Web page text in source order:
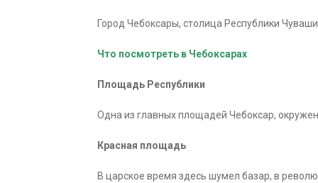
Город Чебоксары, столица Республики
Что посмотреть в Чебоксарах
Площадь Республики
Одна из главных площадей Чебоксар,
Красная площадь
В царское время здесь шумел базар, в